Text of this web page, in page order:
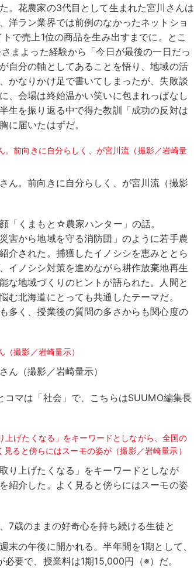
。花農家の3代目として生まれた宮川さんは
洋ラン業界では前例のなかったネットショ
で売上1位の商品を生み出すまでに。とこ
まよった経験から「今日が最後の一日だっ
自分の軸としてあることを悟り、地域の活
なりかけ足で書いてしまったが、失敗談
、会場は終始温かい笑いに包まれっぱなし
生を振り返る中で得た教訓「成功の反対は
に届いたはずだ。
ん。前向きに自分らしく、が宮川流（撮影
「くまもと☆農家ハンター」の話。
害から地域を守る消防団」のように若手農
介された。捕獲したイノシシを恵みととら
イノシシ対策を進めながら耕作放棄地再生
な地域づくりのヒントが語られた。人間と
む北海道にとっても共通したテーマだ。
多く、授業後の質問の多さからも関心度の
ん（撮影／岩崎量示）
コマは「社会」で、こちらはSUUMO編集長
り上げたくなる」をキーワードとしなが
紹介した。よく見ると傍らにはスーモの姿
7歳のままの好奇心を持ち続ける生徒と
末の午後に開かれる。半年間を1期として、
要で、授業料は1期15,000円（※）だ。